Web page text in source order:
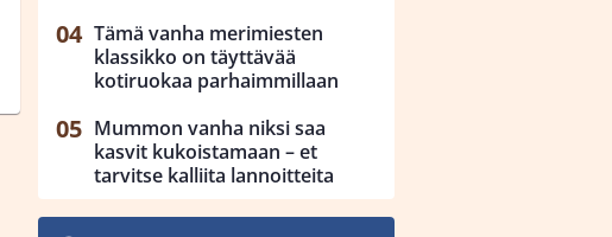
Tämä vanha merimiesten
klassikko on täyttävää
kotiruokaa parhaimmillaan
Mummon vanha niksi saa
kasvit kukoistamaan – et
tarvitse kalliita lannoitteita